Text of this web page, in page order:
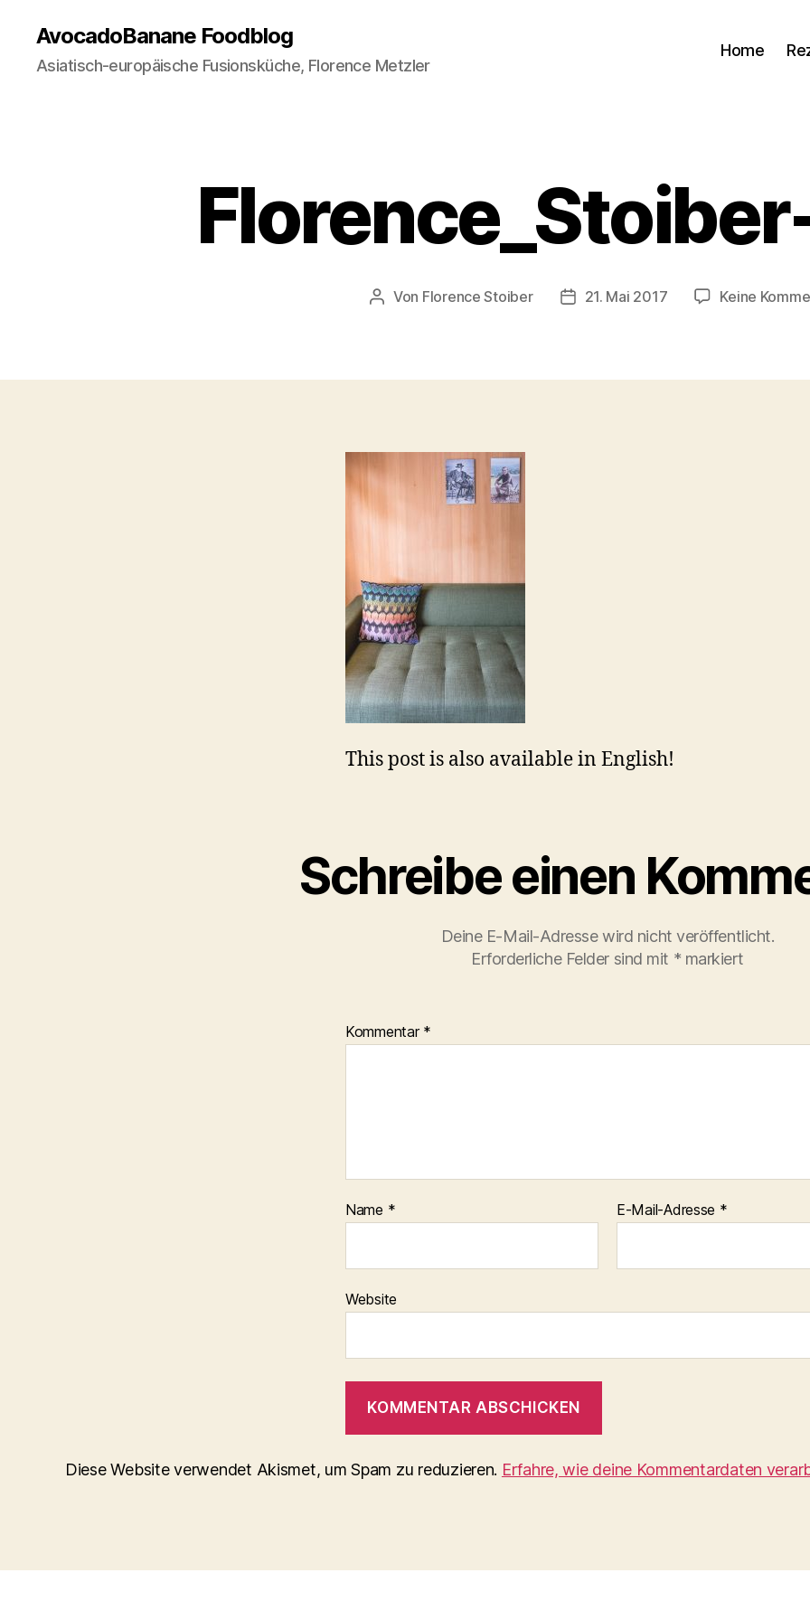
AvocadoBanane Foodblog
Asiatisch-europäische Fusionsküche, Florence Metzler
Home
Beitragsautor
Von Florence Stoiber Veröffentlichungsdatum
21. Mai 2017 Keine
This post is also available in English!
Schreibe einen
Deine E-Mail-Adresse wird nicht veröffentlicht.
Erforderliche Felder sind mit * markiert
Kommentar *
Name * E-Mail-Adresse *
Website
Diese Website verwendet Akismet, um Spam zu reduzieren. Erfahre, wie deine Kommentardaten